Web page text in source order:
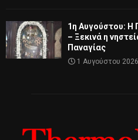
1η Αυγούστου: Η
– Ξεκινά η
Παναγίας
1 Αυγούστου 2026